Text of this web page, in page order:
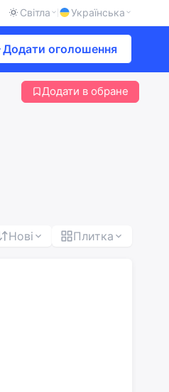
Світла Українська
Додати оголошення
Додати в обране
Нові Плитка